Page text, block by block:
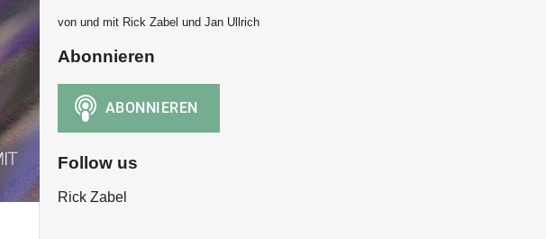
von und mit Rick Zabel und Jan Ullrich
Abonnieren
Follow us
Rick Zabel